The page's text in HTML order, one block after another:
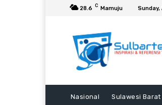
28.6 C Mamuju
Nasional Sulawesi Barat